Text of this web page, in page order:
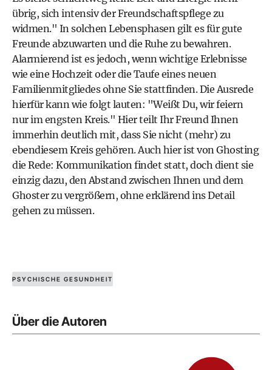
übrig, sich intensiv der Freundschaftspflege zu
widmen." In solchen Lebensphasen gilt es für gute
Freunde abzuwarten und die Ruhe zu bewahren.
Alarmierend ist es jedoch, wenn wichtige Erlebnisse
wie eine Hochzeit oder die Taufe eines neuen
Familienmitgliedes ohne Sie stattfinden. Die Ausrede
hierfür kann wie folgt lauten: "Weißt Du, wir feiern
nur im engsten Kreis." Hier teilt Ihr Freund Ihnen
immerhin deutlich mit, dass Sie nicht (mehr) zu
ebendiesem Kreis gehören. Auch hier ist von Ghosting
die Rede: Kommunikation findet statt, doch dient sie
einzig dazu, den Abstand zwischen Ihnen und dem
Ghoster zu vergrößern, ohne erklärend ins Detail
gehen zu müssen.
PSYCHISCHE GESUNDHEIT
Über die Autoren